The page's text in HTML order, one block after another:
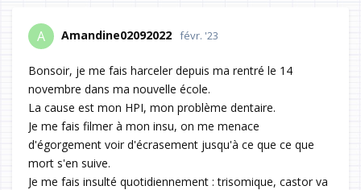
A Amandine02092022 févr. '23
Bonsoir, je me fais harceler depuis ma rentré le 14
novembre dans ma nouvelle école.
La cause est mon HPI, mon problème dentaire.
Je me fais filmer à mon insu, on me menace
d'égorgement voir d'écrasement jusqu'à ce que ce que
mort s'en suive.
Je me fais insulté quotidiennement : trisomique, castor va